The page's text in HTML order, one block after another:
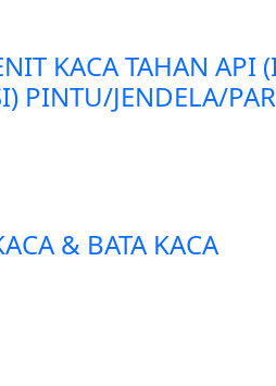
KACA TAHAN API
PINTU/JENDELA/
& BATA KACA